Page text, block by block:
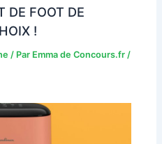
DE FOOT DE
!
/ Par Emma de Concours.fr /